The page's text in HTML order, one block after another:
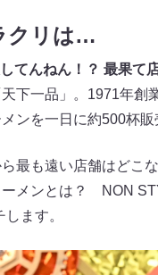
クリは…
てんねん！？ 最果て
下一品」。1971年
ンを一日に約500杯販
最も遠い店舗はどこ
メンとは？ NON
ます。